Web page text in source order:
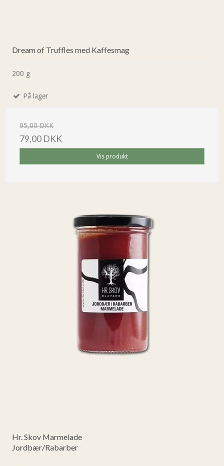
Dream of Truffles med Kaffesmag
200 g
På lager
95,00 DKK
79,00 DKK
Vis produkt
Hr. Skov Marmelade
Jordbær/Rabarber